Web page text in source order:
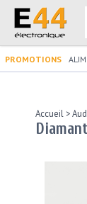
PROMOTIONS
Accueil >